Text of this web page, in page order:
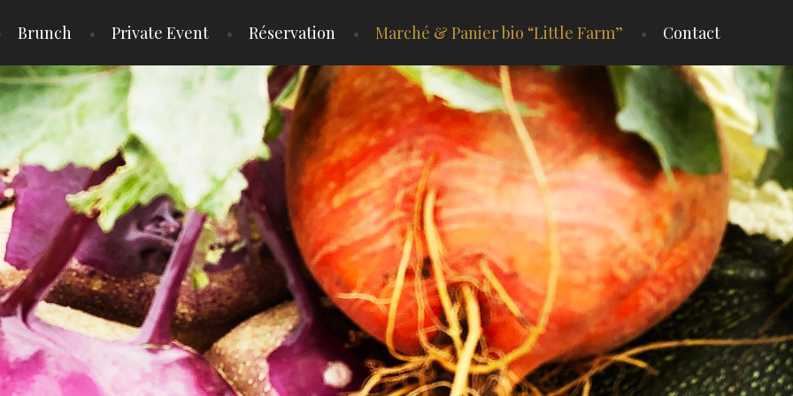
Brunch Private Event Réservation Marché & Panier bio “Little Farm” Contact